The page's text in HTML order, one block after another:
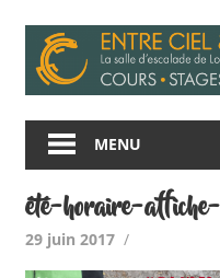
content
Ciel
MENU
été-horaire-
29 juin 2017